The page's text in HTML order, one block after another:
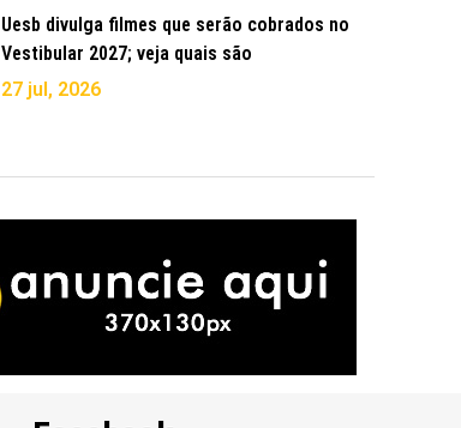
Uesb divulga filmes que serão cobrados no
Vestibular 2027; veja quais são
27 jul, 2026